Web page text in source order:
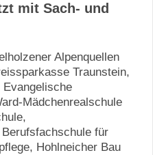
mit Sach- und
Alpenquellen
Traunstein,
Mädchenrealschule
für
Hohlneicher Bau